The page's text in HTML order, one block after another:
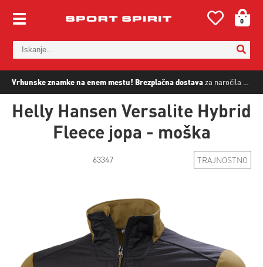
Vrhunske znamke na enem mestu! Brezplačna dostavaza naročila nad
0
Helly Hansen Versalite Hybrid
Fleece jopa - moška
63347 TRAJNOSTNO